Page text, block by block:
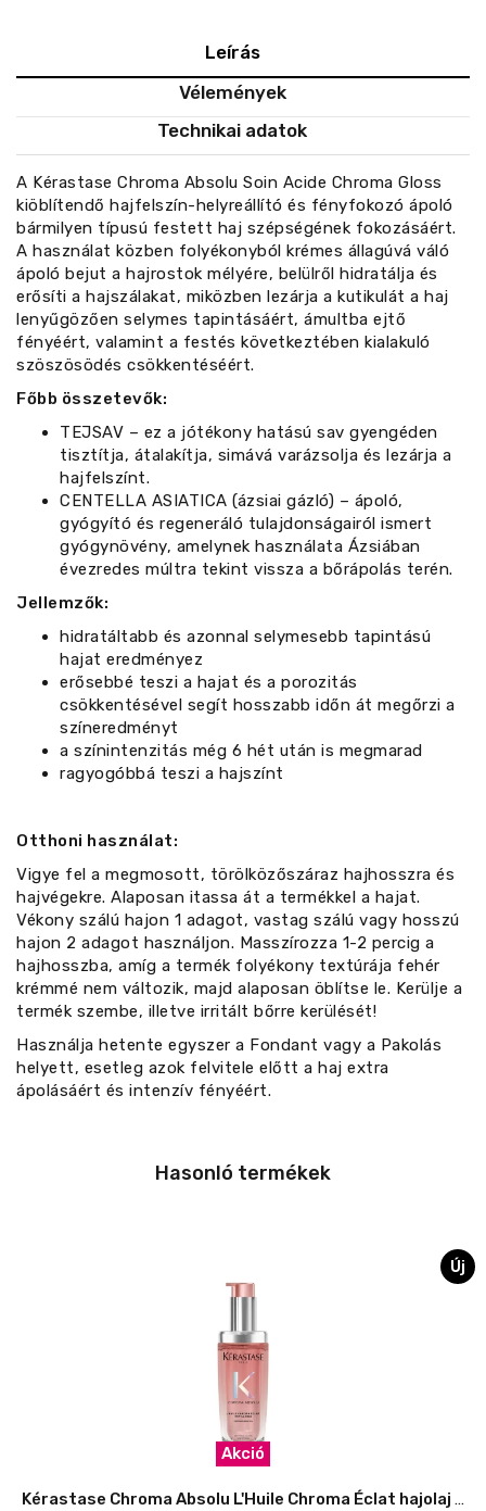
Leírás
Vélemények
Technikai adatok
A Kérastase Chroma Absolu Soin Acide Chroma Gloss
kiöblítendő hajfelszín-helyreállító és fényfokozó ápoló
bármilyen típusú festett haj szépségének fokozásáért.
A használat közben folyékonyból krémes állagúvá váló
ápoló bejut a hajrostok mélyére, belülről hidratálja és
erősíti a hajszálakat, miközben lezárja a kutikulát a haj
lenyűgözően selymes tapintásáért, ámultba ejtő
fényéért, valamint a festés következtében kialakuló
szöszösödés csökkentéséért.
Főbb összetevők:
TEJSAV – ez a jótékony hatású sav gyengéden
tisztítja, átalakítja, simává varázsolja és lezárja a
hajfelszínt.
CENTELLA ASIATICA (ázsiai gázló) – ápoló,
gyógyító és regeneráló tulajdonságairól ismert
gyógynövény, amelynek használata Ázsiában
évezredes múltra tekint vissza a bőrápolás terén.
Jellemzők:
hidratáltabb és azonnal selymesebb tapintású
hajat eredményez
erősebbé teszi a hajat és a porozitás
csökkentésével segít hosszabb időn át megőrzi a
színeredményt
a színintenzitás még 6 hét után is megmarad
ragyogóbbá teszi a hajszínt
Otthoni használat:
Vigye fel a megmosott, törölközőszáraz hajhosszra és
hajvégekre. Alaposan itassa át a termékkel a hajat.
Vékony szálú hajon 1 adagot, vastag szálú vagy hosszú
hajon 2 adagot használjon. Masszírozza 1-2 percig a
hajhosszba, amíg a termék folyékony textúrája fehér
krémmé nem változik, majd alaposan öblítse le. Kerülje a
termék szembe, illetve irritált bőrre kerülését!
Használja hetente egyszer a Fondant vagy a Pakolás
helyett, esetleg azok felvitele előtt a haj extra
ápolásáért és intenzív fényéért.
Hasonló termékek
Új
Akció
Kérastase Chroma Absolu L'Huile Chroma Éclat hajolaj - utántölthető